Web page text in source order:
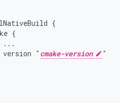
{
{
...
version " cmake-version "